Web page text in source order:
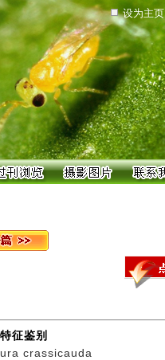
设为主页
征鉴别
crassicauda